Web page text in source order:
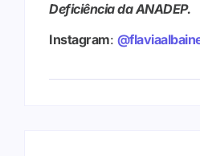
Deficiência da ANADEP.
Instagram: